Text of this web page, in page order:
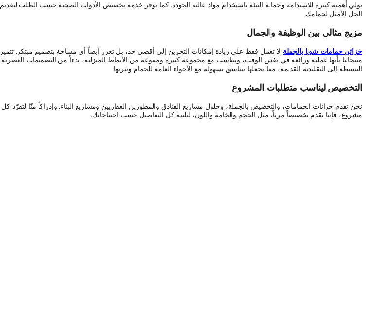
نولي أهمية كبيرة للاستدامة وحماية البيئة باستخدام مواد عالية الجودة. كما نوفر خدمة تخصيص الأدوات الصحية حسب الطلب لتقديم
الحل الأمثل لحمامك.
مزيج مثالي بين الوظيفة والجمال
خزائن حمامات شويا بالجملة لا تعمل فقط على زيادة إمكانات التخزين إلى أقصى حد، بل تعزز أيضاً أي مساحة بتصميم مبتكر. تتميز
منتجاتنا بأنها عملية ورائعة في نفس الوقت، وتتناسب مع مجموعة كبيرة ومتنوعة من الأنماط المنزلية، بدءاً من التصميمات العصرية
البسيطة إلى التقليدية القديمة، مما يجعلها تتناسق بسهولة مع الأجواء العامة للحمام وتثريها.
التخصيص ليناسب متطلبات المشروع
نحن نقدم خزانات الحمامات، والتخصيص بالجملة، وحلول مشاريع الفنادق والمطورين العقاريين ومشاريع البناء. وإدراكاً منّا لتفرّد كل
مشروع، فإننا نقدم تخصيصاً مرناً، مثل الحجم والخامة واللون، لتلبية كل التفاصيل حسب احتياجاتك.